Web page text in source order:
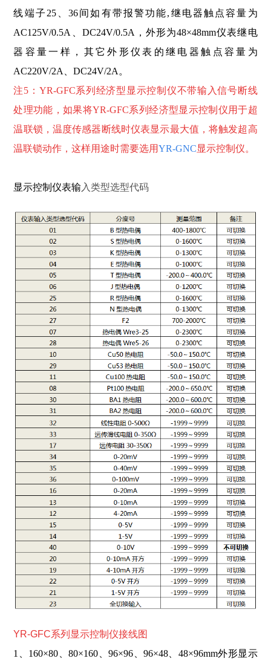
线端子25、36间如有带报警功能,继电器触点容量为
AC125V/0.5A、DC24V/0.5A，外形为48×48mm仪表继电
器容量一样，其它外形仪表的继电器触点容量为
AC220V/2A、DC24V/2A。
注5： YR-GFC系列经济型显示控制仪不带输入信号断线
处理功能，如果将YR-GFC系列经济型显示控制仪用于超
温联锁 ，温度传感器断线时仪表显示最大值，将触发超高
温联锁动作，这样用途时需要选用YR-GNC显示控制仪。
显示控制仪表输 入类型选型代码
YR-GFC系列显示控制仪接线图
1、160×80、80×160、96×96、96×48、48×96mm外形显示